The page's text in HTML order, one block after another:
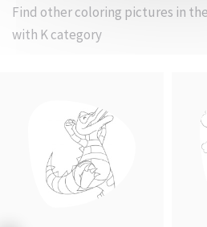
Find other coloring pictures in
with K category